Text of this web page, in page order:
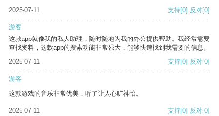
2025-07-11 支持[0] 反对[0]
游客
这款app就像我的私人助理，随时随地为我的办公提供帮助。我经常需要
查找资料，这款app的搜索功能非常强大，能够快速找到我需要的信息。
2025-07-11
支持[0] 反对[0]
游客
这款游戏的音乐非常优美，听了让人心旷神怡。
2025-07-11 支持[0] 反对[0]